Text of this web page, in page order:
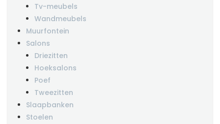
Tv-meubels
Wandmeubels
Muurfontein
Salons
Driezitten
Hoeksalons
Poef
Tweezitten
Slaapbanken
Stoelen